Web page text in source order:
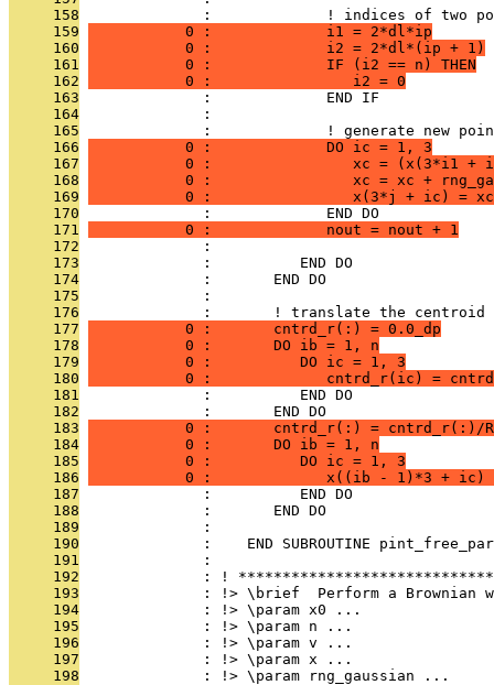
     158
:             ! indices of two
     159
           0 :             i1 = 2*dl*ip
     160
           0 :             i2 = 2*dl*(ip + 1)
     161
           0 :             IF (i2 == n) THEN
     162
           0 :                i2 = 0
     163
              :             END IF
     164
              :
     165
:             ! generate new
     166
           0 :             DO ic = 1, 3
     167
0 :                xc = (x(3*i1 +
     168
0 :                xc = xc +
     169
           0 :                x(3*j + ic) = xc
     170
              :             END DO
     171
           0 :             nout = nout + 1
     172
              :
     173
              :          END DO
     174
              :       END DO
     175
              :
     176
:       ! translate the centroid
     177
           0 :       cntrd_r(:) = 0.0_dp
     178
           0 :       DO ib = 1, n
     179
           0 :          DO ic = 1, 3
     180
0 :             cntrd_r(ic) =
     181
              :          END DO
     182
              :       END DO
     183
0 :       cntrd_r(:) = cntrd_r(:)/
     184
           0 :       DO ib = 1, n
     185
           0 :          DO ic = 1, 3
     186
0 :             x((ib - 1)*3 +
     187
              :          END DO
     188
              :       END DO
     189
              :
     190
:    END SUBROUTINE
     191
              :
     192
: !
     193
: !> \brief  Perform a Brownian
     194
              : !> \param x0 ...
     195
              : !> \param n ...
     196
              : !> \param v ...
     197
              : !> \param x ...
     198
              : !> \param rng_gaussian ...